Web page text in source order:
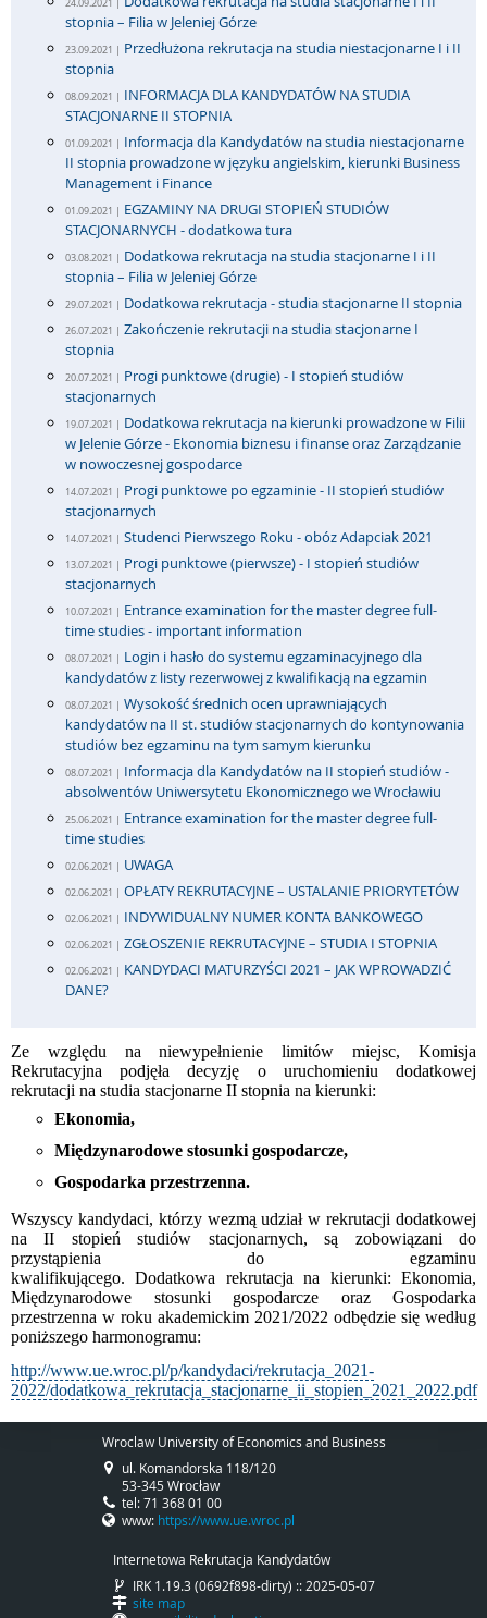
stopnia – Filia w Jeleniej Górze
23.09.2021 | Przedłużona rekrutacja na studia niestacjonarne I i II
stopnia
08.09.2021 | INFORMACJA DLA KANDYDATÓW NA STUDIA
STACJONARNE II STOPNIA
01.09.2021 | Informacja dla Kandydatów na studia niestacjonarne
II stopnia prowadzone w języku angielskim, kierunki Business
Management i Finance
01.09.2021 | EGZAMINY NA DRUGI STOPIEŃ STUDIÓW
STACJONARNYCH - dodatkowa tura
03.08.2021 | Dodatkowa rekrutacja na studia stacjonarne I i II
stopnia – Filia w Jeleniej Górze
29.07.2021 | Dodatkowa rekrutacja - studia stacjonarne II stopnia
26.07.2021 | Zakończenie rekrutacji na studia stacjonarne I
stopnia
20.07.2021 | Progi punktowe (drugie) - I stopień studiów
stacjonarnych
19.07.2021 | Dodatkowa rekrutacja na kierunki prowadzone w Filii
w Jelenie Górze - Ekonomia biznesu i finanse oraz Zarządzanie
w nowoczesnej gospodarce
14.07.2021 | Progi punktowe po egzaminie - II stopień studiów
stacjonarnych
14.07.2021 | Studenci Pierwszego Roku - obóz Adapciak 2021
13.07.2021 | Progi punktowe (pierwsze) - I stopień studiów
stacjonarnych
10.07.2021 | Entrance examination for the master degree full-
time studies - important information
08.07.2021 | Login i hasło do systemu egzaminacyjnego dla
kandydatów z listy rezerwowej z kwalifikacją na egzamin
08.07.2021 | Wysokość średnich ocen uprawniających
kandydatów na II st. studiów stacjonarnych do kontynowania
studiów bez egzaminu na tym samym kierunku
08.07.2021 | Informacja dla Kandydatów na II stopień studiów -
absolwentów Uniwersytetu Ekonomicznego we Wrocławiu
25.06.2021 | Entrance examination for the master degree full-
time studies
02.06.2021 | UWAGA
02.06.2021 | OPŁATY REKRUTACYJNE – USTALANIE PRIORYTETÓW
02.06.2021 | INDYWIDUALNY NUMER KONTA BANKOWEGO
02.06.2021 | ZGŁOSZENIE REKRUTACYJNE – STUDIA I STOPNIA
02.06.2021 | KANDYDACI MATURZYŚCI 2021 – JAK WPROWADZIĆ
DANE?
Ze względu na niewypełnienie limitów miejsc, Komisja
Rekrutacyjna podjęła decyzję o uruchomieniu dodatkowej
rekrutacji na studia stacjonarne II stopnia na kierunki:
Ekonomia,
Międzynarodowe stosunki gospodarcze,
Gospodarka przestrzenna.
Wszyscy kandydaci, którzy wezmą udział w rekrutacji dodatkowej
na II stopień studiów stacjonarnych, są zobowiązani do
przystąpienia do egzaminu
kwalifikującego. Dodatkowa rekrutacja na kierunki: Ekonomia,
Międzynarodowe stosunki gospodarcze oraz Gospodarka
przestrzenna w roku akademickim 2021/2022 odbędzie się według
poniższego harmonogramu:
http://www.ue.wroc.pl/p/kandydaci/rekrutacja_2021-
2022/dodatkowa_rekrutacja_stacjonarne_ii_stopien_2021_2022.pdf
Wroclaw University of Economics and Business
ul. Komandorska 118/120
53-345 Wrocław
tel: 71 368 01 00
www: https://www.ue.wroc.pl
Internetowa Rekrutacja Kandydatów
IRK 1.19.3 (0692f898-dirty) :: 2025-05-07
site map